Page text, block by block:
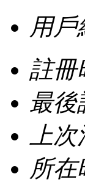
用戶
註冊
最後
上
所在